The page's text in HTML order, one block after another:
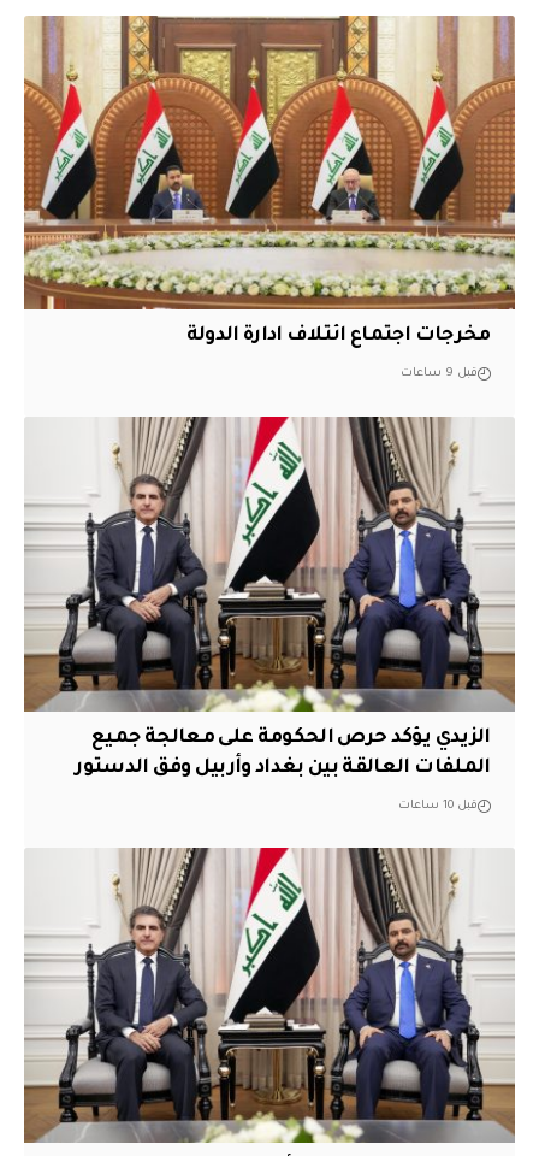
مخرجات اجتماع ائتلاف ادارة الدولة
قبل 9 ساعات
الزيدي يؤكد حرص الحكومة على معالجة جميع
الملفات العالقة بين بغداد وأربيل وفق الدستور
قبل 10 ساعات